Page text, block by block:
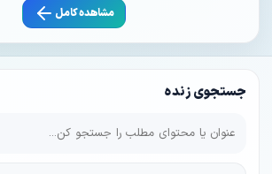
جستجوی زنده
مشاهده کامل